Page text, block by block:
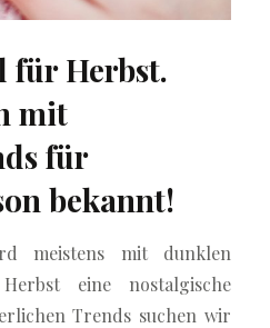
für Herbst.
mit
für
bekannt!
meistens mit dunklen
eine nostalgische
Trends suchen wir